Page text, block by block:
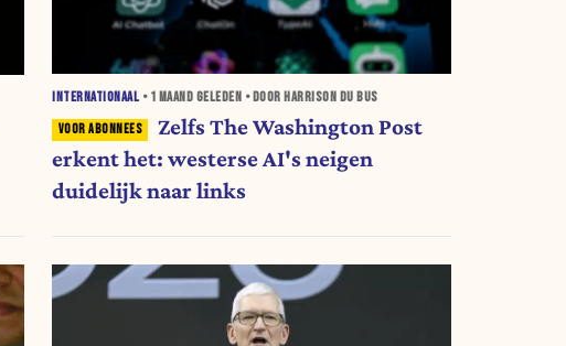
INTERNATIONAAL • 1 MAAND GELEDEN • DOOR HARRISON DU BUS
Zelfs The Washington Post
erkent het: westerse AI's neigen
duidelijk naar links